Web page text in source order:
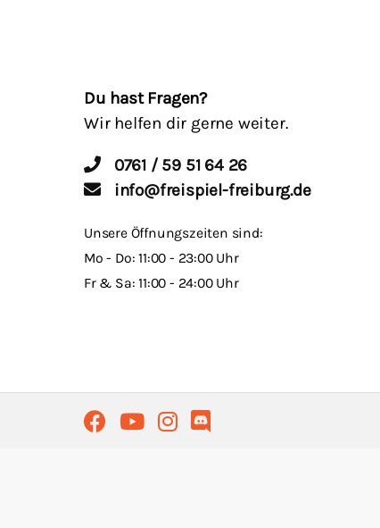
Du hast Fragen?
Wir helfen dir gerne weiter.
0761 / 59 51 64 26
info@freispiel-freiburg.de
Unsere Öffnungszeiten sind:
Mo - Do: 11:00 - 23:00 Uhr
Fr & Sa: 11:00 - 24:00 Uhr